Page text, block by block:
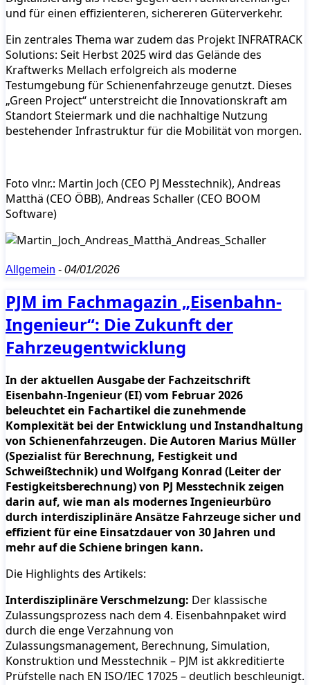
und für einen effizienteren, sichereren Güterverkehr.
Ein zentrales Thema war zudem das Projekt INFRATRACK
Solutions: Seit Herbst 2025 wird das Gelände des
Kraftwerks Mellach erfolgreich als moderne
Testumgebung für Schienenfahrzeuge genutzt. Dieses
„Green Project“ unterstreicht die Innovationskraft am
Standort Steiermark und die nachhaltige Nutzung
bestehender Infrastruktur für die Mobilität von morgen.
Foto vlnr.: Martin Joch (CEO PJ Messtechnik), Andreas
Matthä (CEO ÖBB), Andreas Schaller (CEO BOOM
Software)
Allgemein - 04/01/2026
PJM im Fachmagazin „Eisenbahn-
Ingenieur“: Die Zukunft der
Fahrzeugentwicklung
In der aktuellen Ausgabe der Fachzeitschrift
Eisenbahn-Ingenieur (EI) vom Februar 2026
beleuchtet ein Fachartikel die zunehmende
Komplexität bei der Entwicklung und Instandhaltung
von Schienenfahrzeugen. Die Autoren Marius Müller
(Spezialist für Berechnung, Festigkeit und
Schweißtechnik) und Wolfgang Konrad (Leiter der
Festigkeitsberechnung) von PJ Messtechnik zeigen
darin auf, wie man als modernes Ingenieurbüro
durch interdisziplinäre Ansätze Fahrzeuge sicher und
effizient für eine Einsatzdauer von 30 Jahren und
mehr auf die Schiene bringen kann.
Die Highlights des Artikels:
Interdisziplinäre Verschmelzung: Der klassische
Zulassungsprozess nach dem 4. Eisenbahnpaket wird
durch die enge Verzahnung von
Zulassungsmanagement, Berechnung, Simulation,
Konstruktion und Messtechnik – PJM ist akkreditierte
Prüfstelle nach EN ISO/IEC 17025 – deutlich beschleunigt.